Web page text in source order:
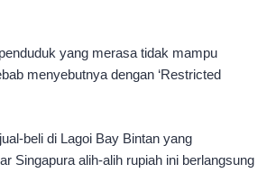
yang merasa tidak mampu
menyebutnya dengan ‘Restricted
beli di Lagoi Bay Bintan yang
Singapura alih-alih rupiah ini berlangsung